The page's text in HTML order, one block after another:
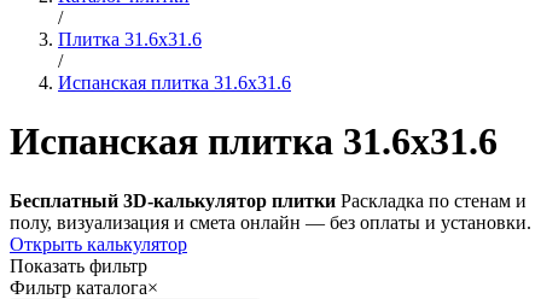
/
Плитка 31.6x31.6
/
Испанская плитка 31.6x31.6
Испанская плитка 31.6x31.6
Бесплатный 3D-калькулятор плитки Раскладка по стенам и
полу, визуализация и смета онлайн — без оплаты и установки.
Открыть калькулятор
Показать фильтр
Фильтр каталога×